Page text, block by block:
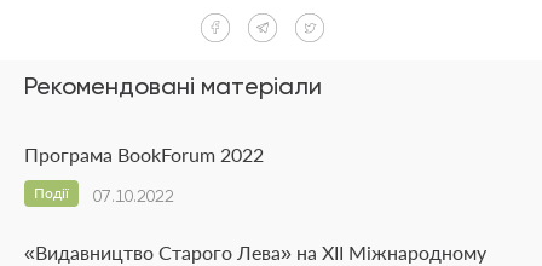
Рекомендовані матеріали
Програма BookForum 2022
07.10.2022
Події
«Видавництво Старого Лева» на ХІІ Міжнародному